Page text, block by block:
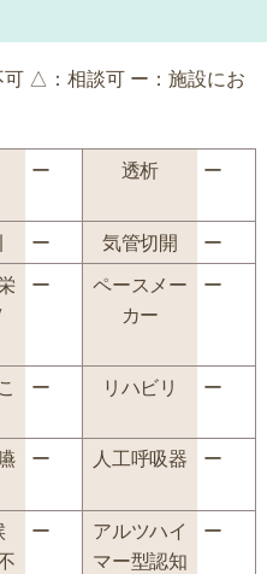
△：相談可 ー：施設にお
ー 透析 ー
ー 気管切開 ー
ー
ペースメー
カー
ー
ー リハビリ ー
ー 人工呼吸器 ー
ー
アルツハイ
マー型認知
ー